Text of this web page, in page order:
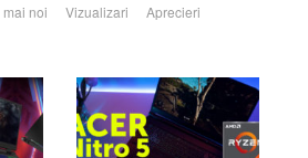
noi Vizualizari
Aprecieri